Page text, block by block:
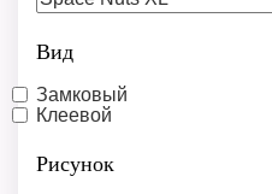
Вид
Замковый
Клеевой
Рисунок